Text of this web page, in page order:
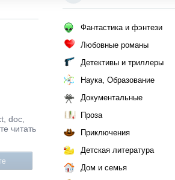
doc,
читать
Фантастика и фэнтези
Любовные романы
Детективы и триллеры
Наука, Образование
Документальные
Проза
Приключения
Детская литература
Дом и семья